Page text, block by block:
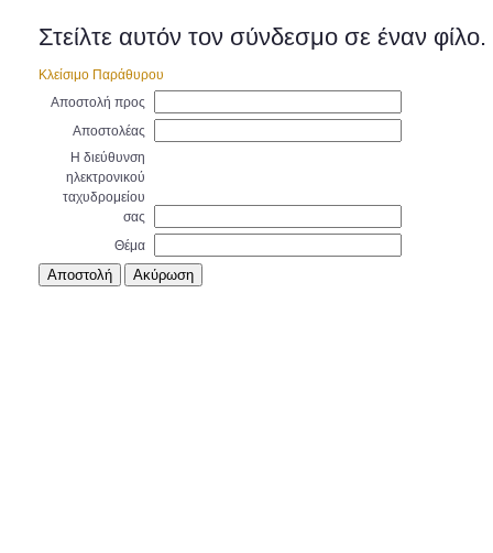
Στείλτε αυτόν τον σύνδεσμο σε έναν φίλο.
Κλείσιμο Παράθυρου
Αποστολή προς
Αποστολέας
Η διεύθυνση
ηλεκτρονικού
ταχυδρομείου
σας
Θέμα
Αποστολή Ακύρωση